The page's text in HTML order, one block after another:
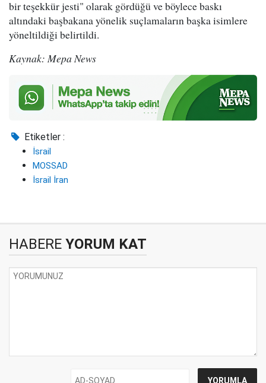
bir teşekkür jesti" olarak gördüğü ve böylece baskı
altındaki başbakana yönelik suçlamaların başka isimlere
yöneltildiği belirtildi.
Kaynak: Mepa News
Etiketler :
İsrail
MOSSAD
İsrail İran
HABERE YORUM KAT